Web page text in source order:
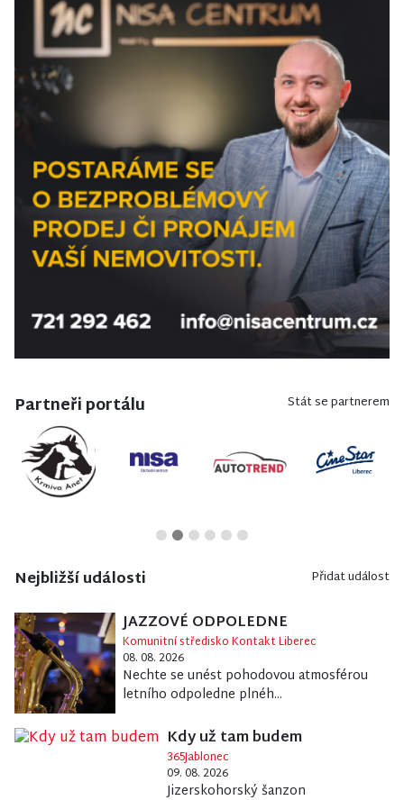
Partneři portálu Stát se partnerem
Nejbližší události Přidat událost
JAZZOVÉ ODPOLEDNE
Komunitní středisko Kontakt Liberec
08. 08. 2026
Nechte se unést pohodovou atmosférou
letního odpoledne plnéh...
Kdy už tam budem
365Jablonec
09. 08. 2026
Jizerskohorský šanzon